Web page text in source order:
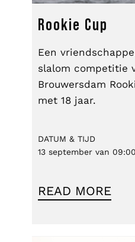
Rookie Cup
Een
slalom competitie
Brouwersdam
met 18 jaar.
DATUM & TIJD
13 september van
READ MORE